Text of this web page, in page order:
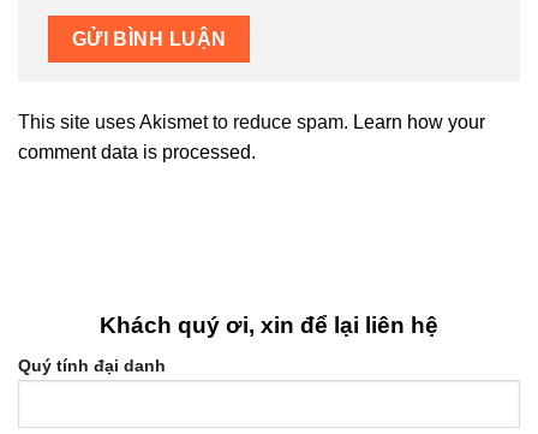
This site uses Akismet to reduce spam. Learn how your
comment data is processed.
Khách quý ơi, xin để lại liên hệ
Quý tính đại danh